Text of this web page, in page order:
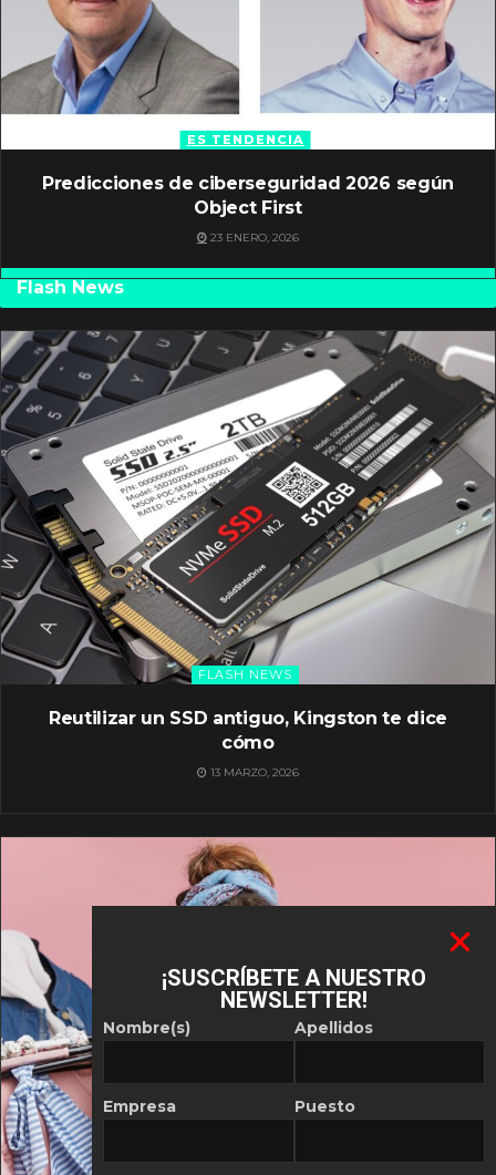
ES TENDENCIA
Predicciones de ciberseguridad 2026 según
Object First
23 ENERO, 2026
Flash News
FLASH NEWS
Reutilizar un SSD antiguo, Kingston te dice
cómo
13 MARZO, 2026
¡SUSCRÍBETE A NUESTRO
NEWSLETTER!
Nombre(s)
Empresa
Apellidos
Puesto